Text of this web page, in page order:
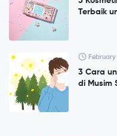
Terbaik
February
3 Cara
di Musim